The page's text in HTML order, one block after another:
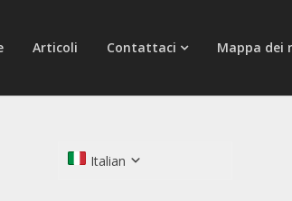
Articoli Contattaci Mappa dei
Italian